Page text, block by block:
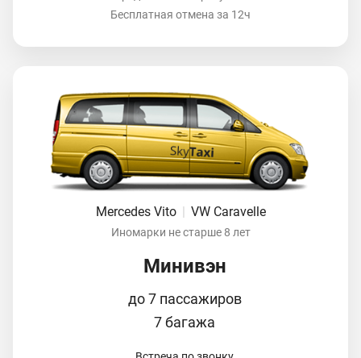
Бесплатная отмена за 12ч
Mercedes Vito VW Caravelle
Иномарки не старше 8 лет
Минивэн
до 7 пассажиров
7 багажа